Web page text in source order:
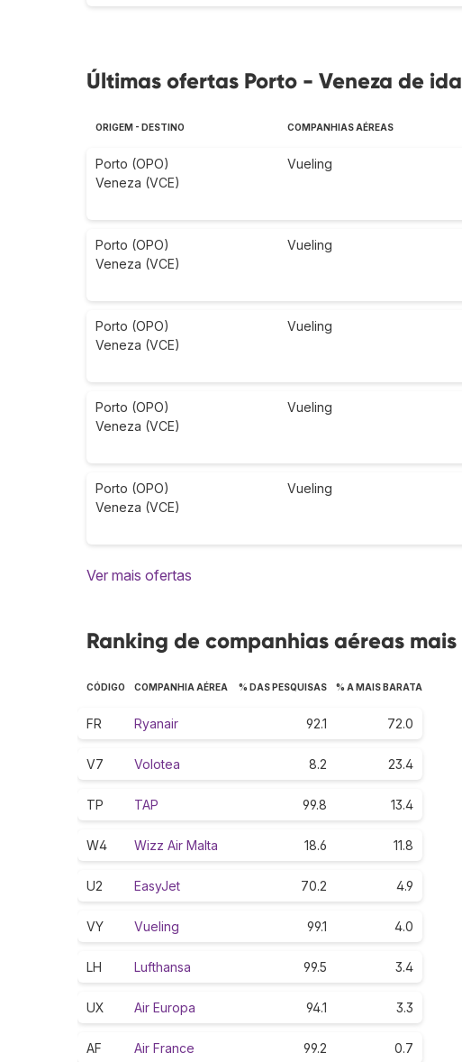
Últimas ofertas Porto - Veneza de
ORIGEM - DESTINO COMPANHIAS AÉREAS
Porto (OPO)
Veneza (VCE)
Vueling
Porto (OPO)
Veneza (VCE)
Vueling
Porto (OPO)
Veneza (VCE)
Vueling
Porto (OPO)
Veneza (VCE)
Vueling
Porto (OPO)
Veneza (VCE)
Vueling
Ver mais ofertas
Ranking de companhias aéreas
CÓDIGO COMPANHIA AÉREA % DAS PESQUISAS % A MAIS BARATA
FR Ryanair 92.1 72.0
V7 Volotea 8.2 23.4
TP TAP 99.8 13.4
W4 Wizz Air Malta 18.6 11.8
U2 EasyJet 70.2 4.9
VY Vueling 99.1 4.0
LH Lufthansa 99.5 3.4
UX Air Europa 94.1 3.3
AF Air France 99.2 0.7